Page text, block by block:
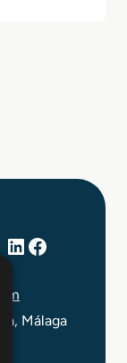
LinkedIn
Facebook
Málaga